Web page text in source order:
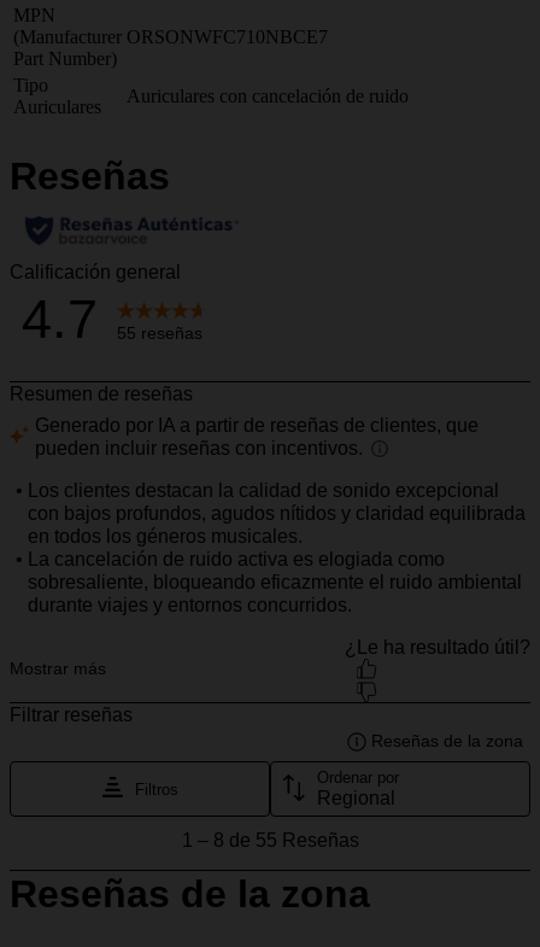
MPN
(Manufacturer
Part Number)
ORSONWFC710NBCE7
Tipo
Auriculares
Auriculares con cancelación de ruido